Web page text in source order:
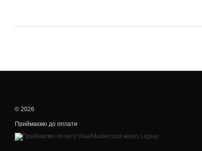
© 2026
Приймаємо до оплати